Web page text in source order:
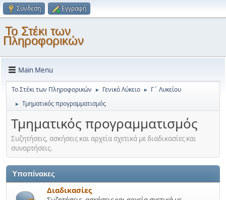
Σύνδεση Εγγραφή
Το Στέκι των
Πληροφορικών
Main Menu
Το Στέκι των Πληροφορικών ► Γενικό Λύκειο ► Γ΄ Λυκείου
► Τμηματικός προγραμματισμός
Τμηματικός προγραμματισμός
Συζητήσεις, ασκήσεις και αρχεία σχετικά με διαδικασίες και
συναρτήσεις.
Υποπίνακες
Διαδικασίες